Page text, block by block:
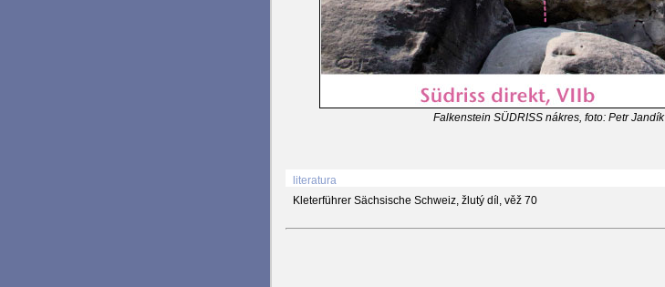
Falkenstein SÜDRISS nákres, foto: Petr Jandík
literatura
Kleterführer Sächsische Schweiz, žlutý díl, věž 70